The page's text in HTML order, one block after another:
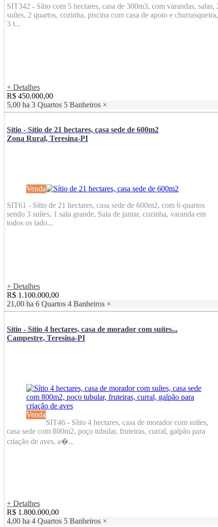
SIT342 - Sítio com 5 hectares, casa de 300m3, com varandas, salas,
suítes, 2 quartos, cozinha, piscina com casa de apoio e churrasqueira,
3 t...
+ Detalhes
R$ 450.000,00
5,00 ha 3 Quartos 5 Banheiros ×
Sítio - Sítio de 21 hectares, casa sede de 600m2
Zona Rural, Teresina-PI
Venda
SIT61 - Sítio de 21 hectares, casa sede de 600m2, com 6 quartos
sendo 3 suítes, 1 sala grande, Sala de jantar, cozinha, varanda em
todos os lado...
+ Detalhes
R$ 1.100.000,00
21,00 ha 6 Quartos 4 Banheiros ×
Sítio - Sítio 4 hectares, casa de morador com suítes...
Campestre, Teresina-PI
Venda
SIT46 - Sítio 4 hectares, casa de morador com suítes,
casa sede com 800m2, poço tubular, fruteiras, curral, galpão para
criação de aves, a�...
+ Detalhes
R$ 1.800.000,00
4,00 ha 4 Quartos 5 Banheiros ×